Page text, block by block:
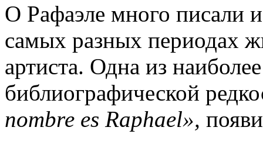
О Рафаэле много писали
самых разных периодах
артиста. Одна из
библиографической
nombre es Raphael»,